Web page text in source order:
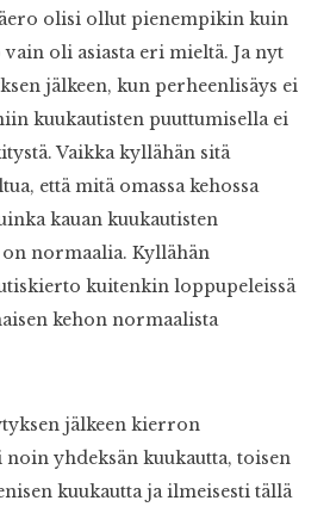
olisi ollut pienempikin kuin
oli asiasta eri mieltä. Ja nyt
jälkeen, kun perheenlisäys ei
kuukautisten puuttumisella ei
Vaikka kyllähän sitä
että mitä omassa kehossa
kauan kuukautisten
normaalia. Kyllähän
kuitenkin loppupeleissä
kehon normaalista
jälkeen kierron
yhdeksän kuukautta, toisen
kuukautta ja ilmeisesti tällä